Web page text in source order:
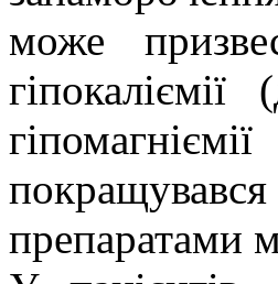
може
препаратами